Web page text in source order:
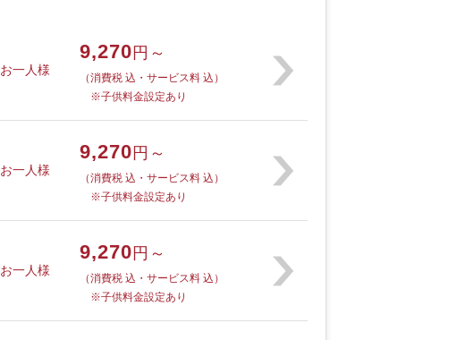
お一人様
9,270 円～
（消費税 込・サービス料 込）
※子供料金設定あり
お一人様
9,270 円～
（消費税 込・サービス料 込）
※子供料金設定あり
お一人様
9,270 円～
（消費税 込・サービス料 込）
※子供料金設定あり